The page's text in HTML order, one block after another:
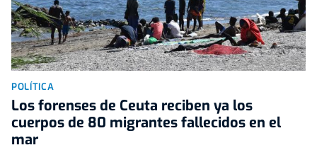
POLÍTICA
Los forenses de Ceuta reciben ya los
cuerpos de 80 migrantes fallecidos en el
mar